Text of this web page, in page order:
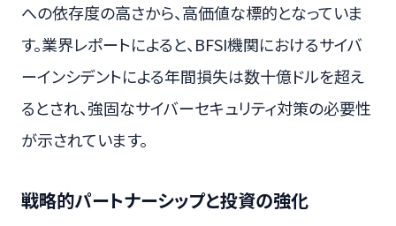
への依存度の高さから、高価値な標的となっていま
す。業界レポートによると、BFSI機関におけるサイバ
ーインシデントによる年間損失は数十億ドルを超え
るとされ、強固なサイバーセキュリティ対策の必要性
が示されています。
戦略的パートナーシップと投資の強化